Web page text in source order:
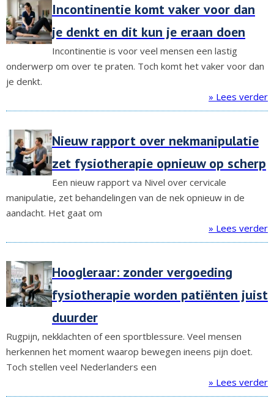
Incontinentie komt vaker voor dan
je denkt en dit kun je eraan doen
Incontinentie is voor veel mensen een lastig
onderwerp om over te praten. Toch komt het vaker voor dan
je denkt.
» Lees verder
Nieuw rapport over nekmanipulatie
zet fysiotherapie opnieuw op scherp
Een nieuw rapport va Nivel over cervicale
manipulatie, zet behandelingen van de nek opnieuw in de
aandacht. Het gaat om
» Lees verder
Hoogleraar: zonder vergoeding
fysiotherapie worden patiënten juist
duurder
Rugpijn, nekklachten of een sportblessure. Veel mensen
herkennen het moment waarop bewegen ineens pijn doet.
Toch stellen veel Nederlanders een
» Lees verder